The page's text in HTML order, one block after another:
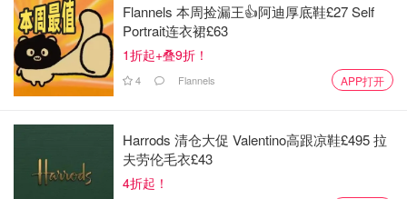
上脚Cecilie Bahnsen x Asics联名款玛丽珍球鞋，24小时品
牌官网24小时点击量激增27%。
Flannels 本周捡漏王👍阿迪厚底鞋£27 Self
Portrait连衣裙£63
1折起+叠9折！
4 Flannels APP打开
Harrods 清仓大促 Valentino高跟凉鞋£495 拉
夫劳伦毛衣£43
4折起！